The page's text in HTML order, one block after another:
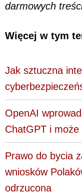
darmowych
Więcej w tym
Jak sztuczna
OpenAI
ChatGPT i może
Prawo do bycia
wniosków
odrzucona